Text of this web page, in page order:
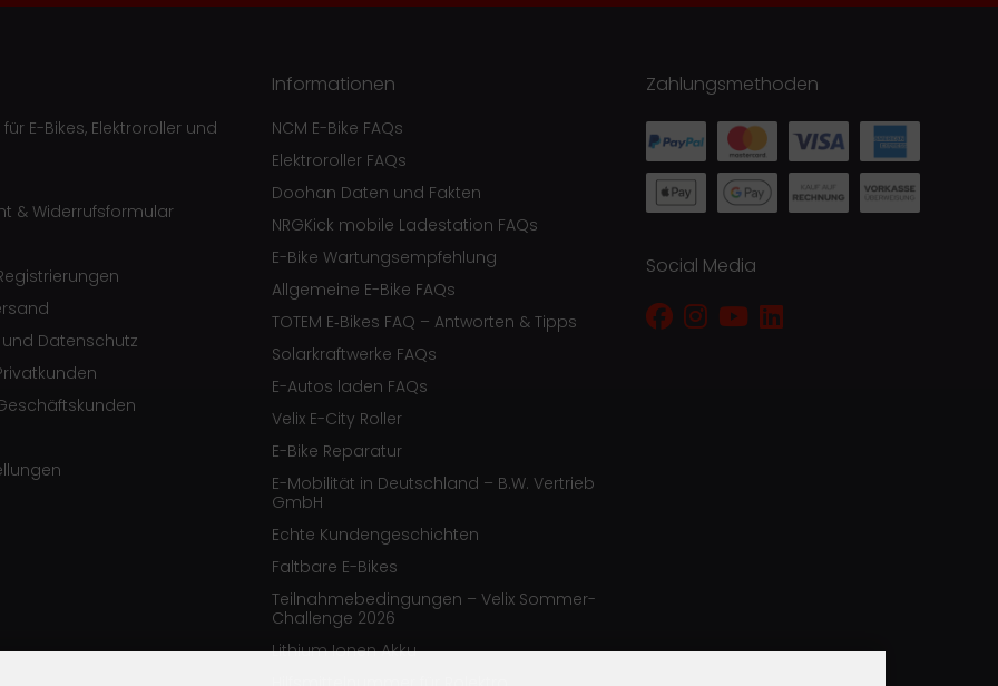
E-Bikes, Elektroroller und
& Widerrufsformular
Datenschutz
Informationen
NCM E-Bike FAQs
Elektroroller FAQs
Doohan Daten und Fakten
NRGKick mobile Ladestation FAQs
E-Bike Wartungsempfehlung
Allgemeine E-Bike FAQs
TOTEM E‑Bikes FAQ – Antworten & Tipps
Solarkraftwerke FAQs
E-Autos laden FAQs
Velix E-City Roller
E-Bike Reparatur
E-Mobilität in Deutschland – B.W. Vertrieb
GmbH
Echte Kundengeschichten
Faltbare E-Bikes
Teilnahmebedingungen – Velix Sommer-
Challenge 2026
Lithium Ionen Akku
Zahlungsmethoden
Social Media